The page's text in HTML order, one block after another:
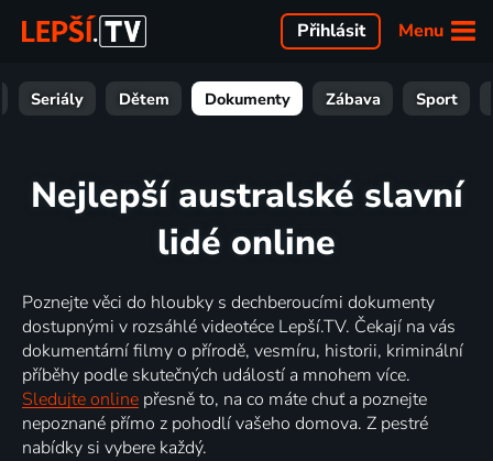
Menu
Přihlásit
Seriály Dětem Dokumenty Zábava Sport
Nejlepší australské slavní
lidé online
Poznejte věci do hloubky s dechberoucími dokumenty
dostupnými v rozsáhlé videotéce Lepší.TV. Čekají na vás
dokumentární filmy o přírodě, vesmíru, historii, kriminální
příběhy podle skutečných událostí a mnohem více.
Sledujte online přesně to, na co máte chuť a poznejte
nepoznané přímo z pohodlí vašeho domova. Z pestré
nabídky si vybere každý.